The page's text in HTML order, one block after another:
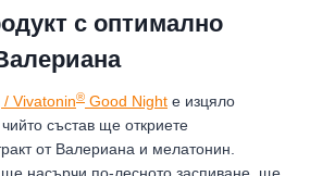
с оптимално
Vivatonin® Good Night е изцяло
състав ще откриете
от Валериана и мелатонин.